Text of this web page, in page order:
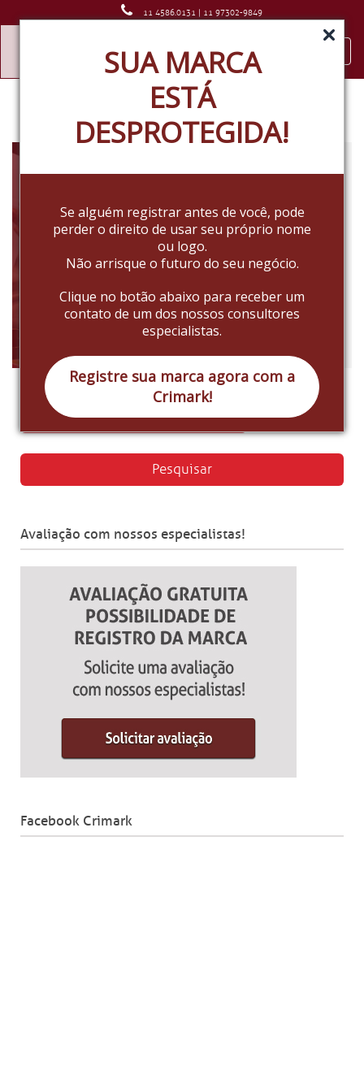
SUA MARCA
ESTÁ
DESPROTEGIDA!
Se alguém registrar antes de você, pode
perder o direito de usar seu próprio nome
ou logo.
Não arrisque o futuro do seu negócio.
Clique no botão abaixo para receber um
contato de um dos nossos consultores
especialistas.
Registre sua marca agora com a
Crimark!
Desde 1985
11 4586.0131 | 11 97302-9849
Natureza da proteção das
Confira quais são as diversas
formas que uma marca pode ser
protegidaVocê já sabe que
Read More
Avaliação com nossos especialistas!
Facebook Crimark